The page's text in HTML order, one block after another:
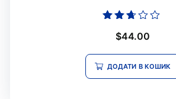
в
з 5
$44.00
ДОДАТИ В КОШИК